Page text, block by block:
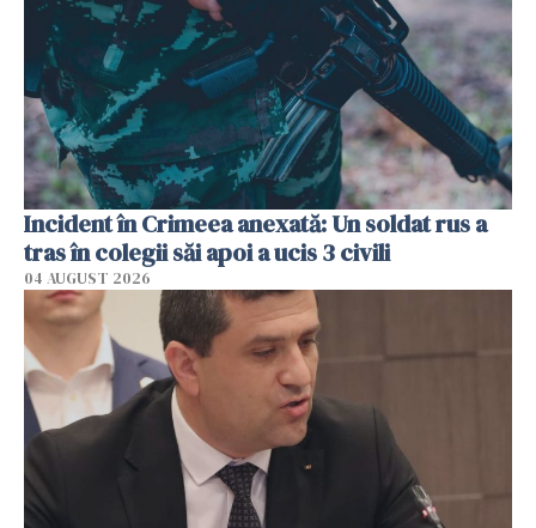
Incident în Crimeea anexată: Un soldat rus a
tras în colegii săi apoi a ucis 3 civili
04 AUGUST 2026